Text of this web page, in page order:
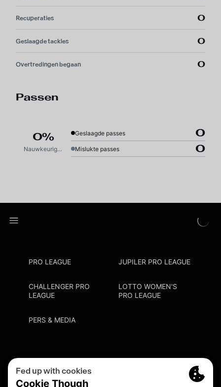
Recuperaties 0
Geslaagde tackles 0
Overtredingen begaan 0
Passen
0%
Nauwkeurigheid
Geslaagde passes 0
Mislukte passes 0
PRO LEAGUE JUPILER PRO LEAGUE
CHALLENGER PRO
LEAGUE
LOTTO WOMEN'S
PRO LEAGUE
PERS & MEDIA